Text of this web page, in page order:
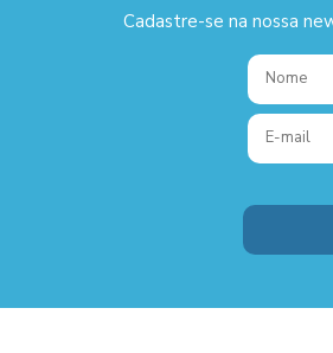
Cadastre-se na nossa